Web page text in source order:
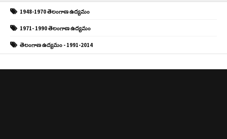
1948-1970 తెలంగాణ ఉద్యమం
1971- 1990 తెలంగాణ ఉద్యమం
తెలంగాణ ఉద్యమం - 1991-2014